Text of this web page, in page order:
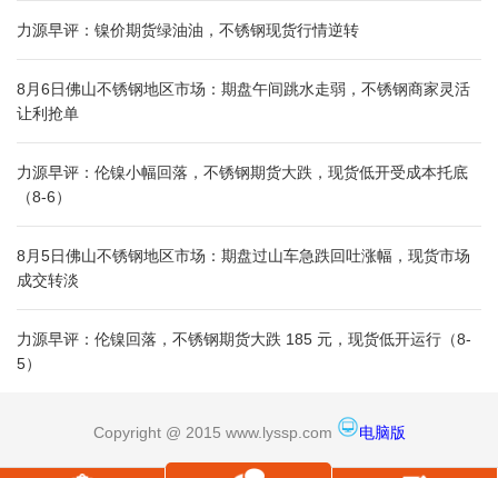
力源早评：镍价期货绿油油，不锈钢现货行情逆转
8月6日佛山不锈钢地区市场：期盘午间跳水走弱，不锈钢商家灵活
让利抢单
力源早评：伦镍小幅回落，不锈钢期货大跌，现货低开受成本托底
（8-6）
8月5日佛山不锈钢地区市场：期盘过山车急跌回吐涨幅，现货市场
成交转淡
力源早评：伦镍回落，不锈钢期货大跌 185 元，现货低开运行（8-
5）
Copyright @ 2015 www.lyssp.com 电脑版